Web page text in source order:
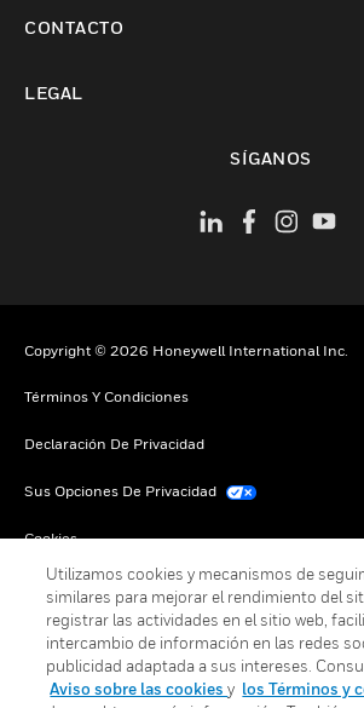
CONTACTO
LEGAL
SÍGANOS
Copyright © 2026 Honeywell International Inc.
Términos Y Condiciones
Declaración De Privacidad
Sus Opciones De Privacidad
Cookies
Darse De Baja Global
Utilizamos cookies y mecanismos de
similares para mejorar el rendimiento del
registrar las actividades en el sitio web,
intercambio de información en las redes
publicidad adaptada a sus intereses.
Aviso sobre las cookiesy los Términos y